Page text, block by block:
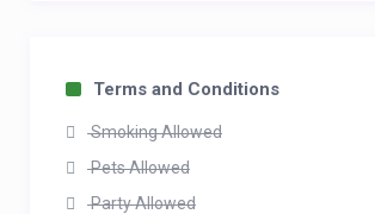
Terms and Conditions
Smoking Allowed
Pets Allowed
Party Allowed